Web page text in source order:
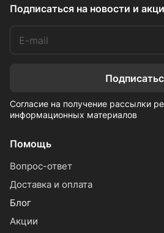
Подписаться на новости и
Согласие на получение рассылки
информационных материалов
Помощь
Вопрос-ответ
Доставка и оплата
Блог
Акции